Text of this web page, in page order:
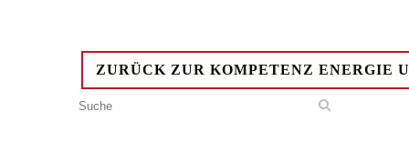
ZURÜCK ZUR KOMPETENZ ENERGIE